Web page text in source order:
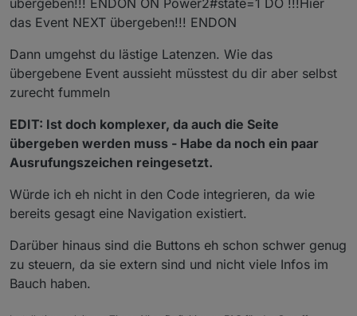
übergeben!!! ENDON ON Power2#state=1 DO !!!Hier
das Event NEXT übergeben!!! ENDON
Dann umgehst du lästige Latenzen. Wie das
übergebene Event aussieht müsstest du dir aber selbst
zurecht fummeln
EDIT: Ist doch komplexer, da auch die Seite
übergeben werden muss - Habe da noch ein paar
Ausrufungszeichen reingesetzt.
Würde ich eh nicht in den Code integrieren, da wie
bereits gesagt eine Navigation existiert.
Darüber hinaus sind die Buttons eh schon schwer genug
zu steuern, da sie extern sind und nicht viele Infos im
Bauch haben.